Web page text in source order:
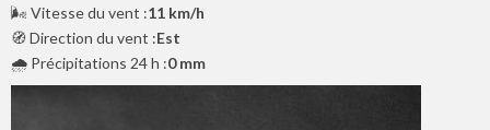
🌬️ Vitesse du vent :11 km/h
🧭 Direction du vent :Est
🌧️ Précipitations 24 h :0 mm